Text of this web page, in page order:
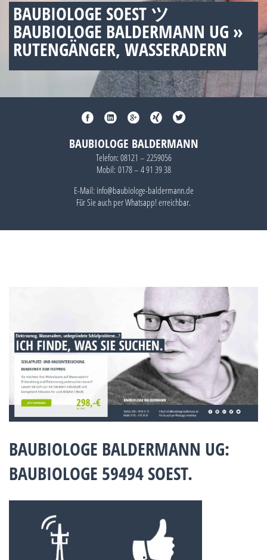
BAUBIOLOGE SOEST ツ
BAUBIOLOGE BALDERMANN UG »
RUTENGÄNGER, WASSERADERN
BAUBIOLOGE BALDERMANN
Telefon: 08121 – 2259056
Mobil: 0178 – 4 91 39 38
E-Mail: info@baubiologe-baldermann.de
Für Sie auch perWhatsapp!erreichbar.
BAUBIOLOGE BALDERMANN UG:
BAUBIOLOGE 59494 SOEST.